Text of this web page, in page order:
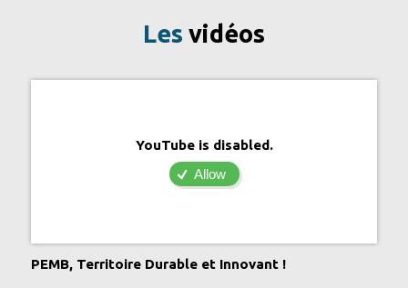
Les vidéos
YouTube is disabled.
Allow
PEMB, Territoire Durable et Innovant !